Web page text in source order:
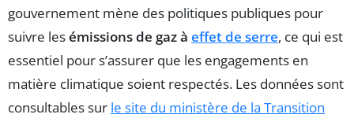
gouvernement mène des politiques publiques pour
suivre lesémissions de gaz à effet de serre, ce qui est
essentiel pour s’assurer que les engagements en
matière climatique soient respectés. Les données sont
consultables sur le site du ministère de la Transition